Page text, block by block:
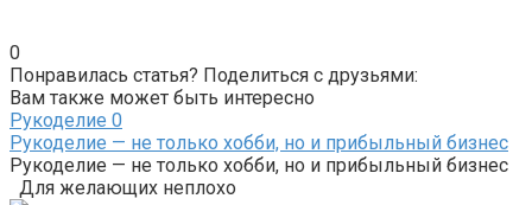
0
Понравилась статья? Поделиться с друзьями:
Вам также может быть интересно
Рукоделие 0
Рукоделие — не только хобби, но и прибыльный бизнес
Рукоделие — не только хобби, но и прибыльный бизнес
Для желающих неплохо